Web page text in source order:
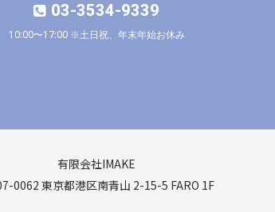
03-3534-9339
10:00〜17:00 ※土日祝、年末年始お休み
有限会社IMAKE
0062 東京都港区南青山 2-15-5 FARO 1F